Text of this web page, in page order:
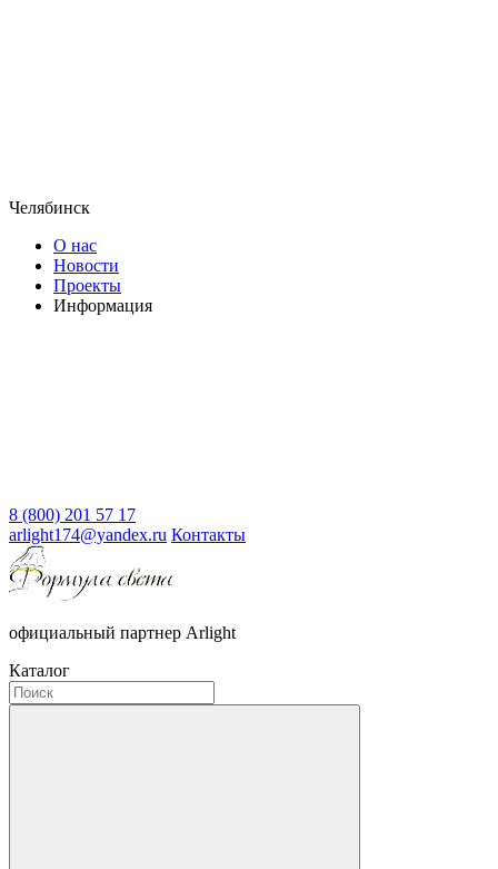
Челябинск
О нас
Новости
Проекты
Информация
8 (800) 201 57 17
arlight174@yandex.ru Контакты
официальный партнер Arlight
Каталог